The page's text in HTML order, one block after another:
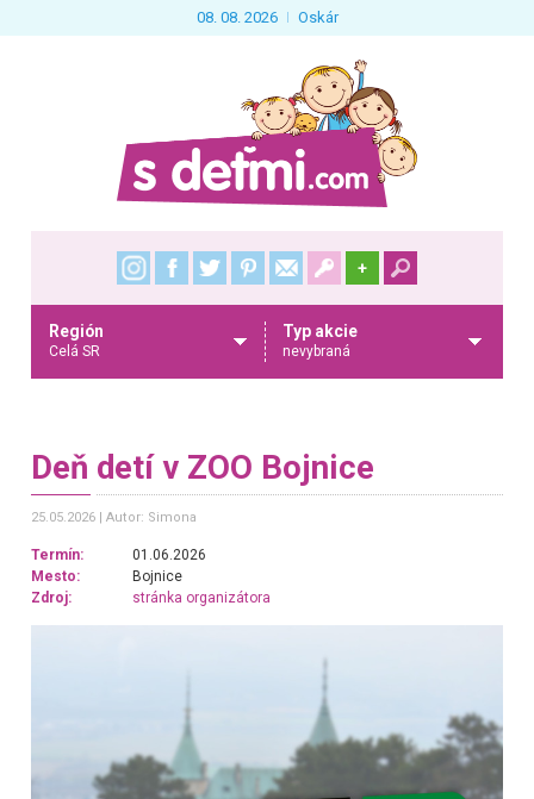
08. 08. 2026 Oskár
+
Región
Celá SR
Typ akcie
nevybraná
Deň detí v ZOO Bojnice
25.05.2026 Autor: Simona
Termín:
01.06.2026
Mesto:
Bojnice
Zdroj:
stránka organizátora